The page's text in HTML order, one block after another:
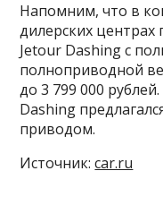
Напомним, что в
дилерских центрах
Jetour Dashing с
полноприводной
до 3 799 000
Dashing
приводом.
Источник:car.ru